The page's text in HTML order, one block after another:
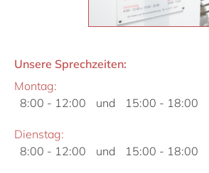
Unsere Sprechzeiten:
Montag:
8:00 - 12:00
und 15:00 - 18:00
Dienstag:
8:00 - 12:00
und 15:00 - 18:00